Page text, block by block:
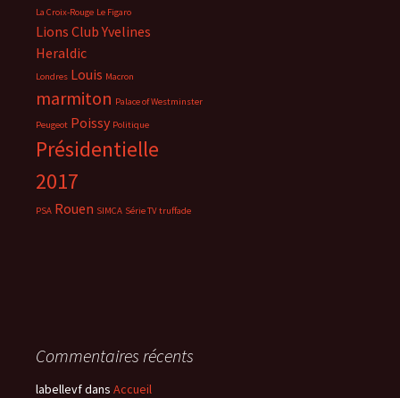
La Croix-Rouge Le Figaro
Lions Club Yvelines
Heraldic
Londres Louis Macron
marmiton Palace of Westminster
Peugeot Poissy Politique
Présidentielle
2017
PSA Rouen SIMCA Série TV truffade
Commentaires récents
labellevfdans Accueil